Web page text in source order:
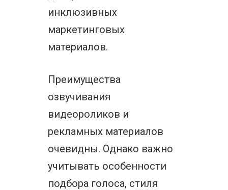
инклюзивных
маркетинговых
материалов.
Преимущества
озвучивания
видеороликов и
рекламных материалов
очевидны. Однако важно
учитывать особенности
подбора голоса, стиля